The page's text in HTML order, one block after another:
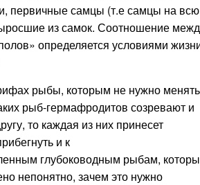
первичные самцы (т.е самцы на всю
из самок. Соотношение
определяется условиями
рыбы, которым не нужно менять
рыб-гермафродитов созревают и
то каждая из них принесет
и к
глубоководным рыбам,
непонятно, зачем это нужно